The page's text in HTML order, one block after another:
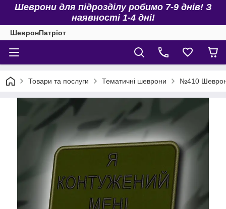
Шеврони для підрозділу робимо 7-9 днів! З
наявності 1-4 дні!
ШевронПатріот
Товари та послуги Тематичні шеврони №410